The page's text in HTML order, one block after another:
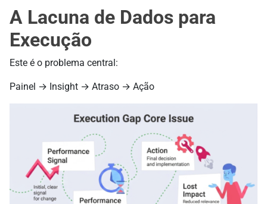
A Lacuna de Dados para
Execução
Este é o problema central:
Painel → Insight → Atraso → Ação